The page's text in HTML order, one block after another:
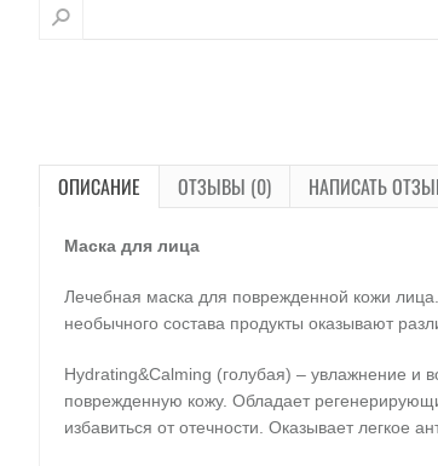
ОПИСАНИЕ ОТЗЫВЫ (0) НАПИСАТЬ
Маска для лица
Лечебная маска для поврежденной кожи
необычного состава продукты оказывают
Hydrating&Calming (голубая) – увлажнение и
поврежденную кожу. Обладает
избавиться от отечности. Оказывает легкое